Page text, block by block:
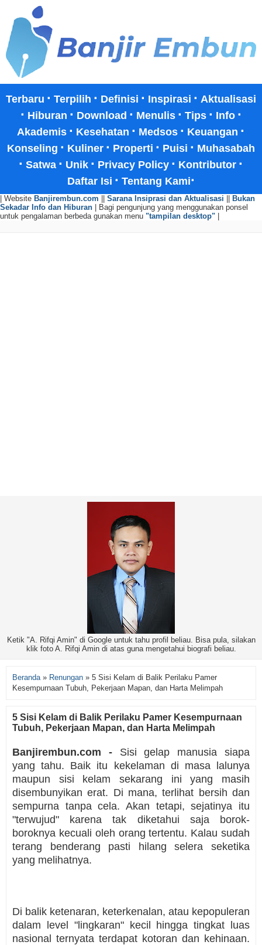
Terbaru · Terpilih · Definisi · Inspirasi · Aktualisasi
· Hiburan · Download · Menulis · Tips · Info ·
Akademis · Kesehatan · Medsos · Keuangan ·
Konseling · Kuliner · Properti · Puisi · Muhasabah
· Satwa · Unik · Privacy Policy · Kontributor ·
Daftar Isi · Tentang Kami·
| Website Banjirembun.com || Sarana Insiprasi dan Aktualisasi || Bukan
Sekadar Info dan Hiburan | Bagi pengunjung yang menggunakan ponsel
untuk pengalaman berbeda gunakan menu "tampilan desktop" |
Ketik "A. Rifqi Amin" di Google untuk tahu profil beliau. Bisa pula, silakan
klik foto A. Rifqi Amin di atas guna mengetahui biografi beliau.
Beranda » Renungan » 5 Sisi Kelam di Balik Perilaku Pamer
Kesempurnaan Tubuh, Pekerjaan Mapan, dan Harta Melimpah
5 Sisi Kelam di Balik Perilaku Pamer Kesempurnaan
Tubuh, Pekerjaan Mapan, dan Harta Melimpah
Banjirembun.com -Sisi gelap manusia siapa
yang tahu. Baik itu kekelaman di masa lalunya
maupun sisi kelam sekarang ini yang masih
disembunyikan erat. Di mana, terlihat bersih dan
sempurna tanpa cela. Akan tetapi, sejatinya itu
"terwujud" karena tak diketahui saja borok-
boroknya kecuali oleh orang tertentu. Kalau sudah
terang benderang pasti hilang selera seketika
yang melihatnya.
Di balik ketenaran, keterkenalan, atau kepopuleran
dalam level "lingkaran" kecil hingga tingkat luas
nasional ternyata terdapat kotoran dan kehinaan.